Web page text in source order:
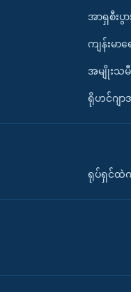
အာရှစီးပွာ
ကျန်းမာရ
အမျိုးသ
ရိုဟင်ဂျာ
ရုပ်ရှင်ထဲ